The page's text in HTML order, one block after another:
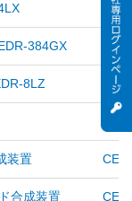
バ
384GX バ
8LZ バ
装置
合成装置